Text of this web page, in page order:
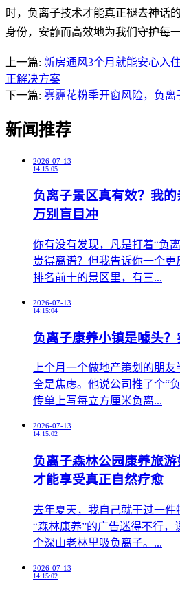
时，负离子技术才能真正褪去神话
身份，安静而高效地为我们守护每
上一篇: 新房通风3个月就能安心入
正解决方案
下一篇: 雾霾花粉季开窗风险，负离
新闻推荐
2026-07-13
14:15:05
负离子景区真有效？我
万别盲目冲
你有没有发现，凡是打着“负
贵得离谱？但我告诉你一个
排名前十的景区里，有三...
2026-07-13
14:15:04
负离子康养小镇是噱头
上个月一个做地产策划的朋
全是焦虑。他说公司推了个“
传单上写每立方厘米负离...
2026-07-13
14:15:02
负离子森林公园康养旅
才能享受真正自然疗愈
去年夏天，我自己就干过一
“森林康养”的广告迷得不行
个深山老林里吸负离子。...
2026-07-13
14:15:02